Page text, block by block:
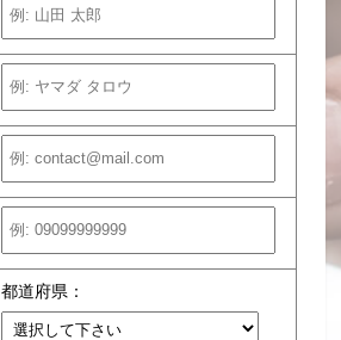
都道府県：